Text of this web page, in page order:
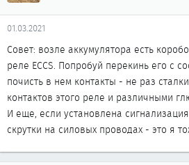
01.03.2021
Совет: возле аккумулятора есть
реле ECCS. Попробуй перекинь его с
почисть в нем контакты - не раз
контактов этого реле и различными
И еще, если установлена
скрутки на силовых проводах - это я